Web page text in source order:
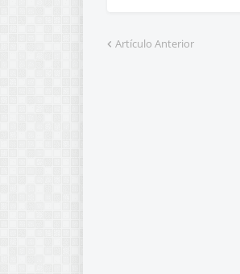
Artículo Anterior